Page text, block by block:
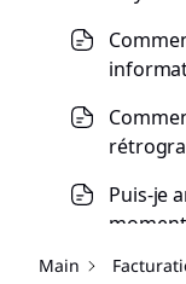
Puis-je
Main